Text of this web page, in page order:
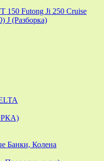
150 Futong Ji 250 Cruise
J (Разборка)
Банки, Колена